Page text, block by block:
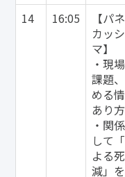
14
16:05
【パ
カッ
マ】
・現
課題
める
あり方
・関
して
よる
減」